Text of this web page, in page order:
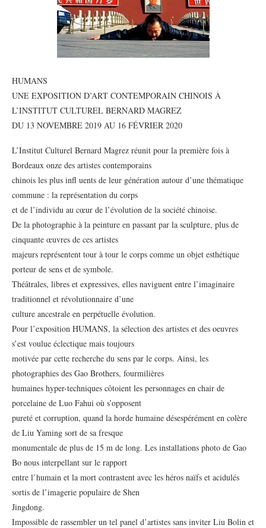
HUMANS
UNE EXPOSITION D’ART CONTEMPORAIN CHINOIS À
L’INSTITUT CULTUREL BERNARD MAGREZ
DU 13 NOVEMBRE 2019 AU 16 FÉVRIER 2020
L’Institut Culturel Bernard Magrez réunit pour la première fois à
Bordeaux onze des artistes contemporains
chinois les plus infl uents de leur génération autour d’une thématique
commune : la représentation du corps
et de l’individu au cœur de l’évolution de la société chinoise.
De la photographie à la peinture en passant par la sculpture, plus de
cinquante œuvres de ces artistes
majeurs représentent tour à tour le corps comme un objet esthétique
porteur de sens et de symbole.
Théâtrales, libres et expressives, elles naviguent entre l’imaginaire
traditionnel et révolutionnaire d’une
culture ancestrale en perpétuelle évolution.
Pour l’exposition HUMANS, la sélection des artistes et des oeuvres
s’est voulue éclectique mais toujours
motivée par cette recherche du sens par le corps. Ainsi, les
photographies des Gao Brothers, fourmilières
humaines hyper-techniques côtoient les personnages en chair de
porcelaine de Luo Fahui où s’opposent
pureté et corruption, quand la horde humaine désespérément en colère
de Liu Yaming sort de sa fresque
monumentale de plus de 15 m de long. Les installations photo de Gao
Bo nous interpellant sur le rapport
entre l’humain et la mort contrastent avec les héros naïfs et acidulés
sortis de l’imagerie populaire de Shen
Jingdong.
Impossible de rassembler un tel panel d’artistes sans inviter Liu Bolin et